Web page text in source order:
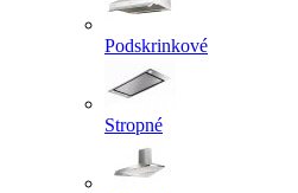
Podskrinkové
Stropné